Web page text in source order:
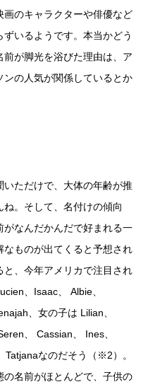
画のキャラクターや俳優など
いるようです。本当かどう
が脚光を浴びた理由は、ア
の人気が関係しているとか
ただけで、大体の年齢が推
。そして、名付けの傾向
なんだかんだで好まれる一
ものが出てくると予想され
と、今年アメリカで注目され
、Isaac、 Albie、
、女の子は Lilian、
、 Cassian、 Ines、
Tatjanaなのだそう（※2）。
名前がほとんどで、子供の